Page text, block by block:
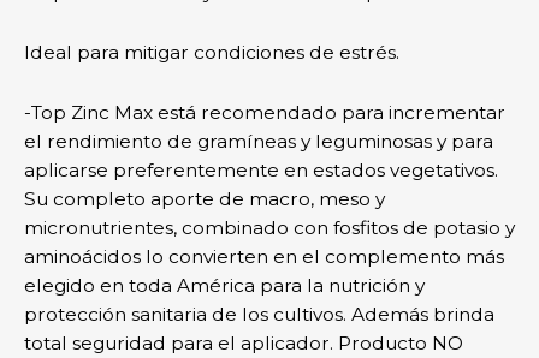
Ideal para mitigar condiciones de estrés.
-Top Zinc Max está recomendado para incrementar
el rendimiento de gramíneas y leguminosas y para
aplicarse preferentemente en estados vegetativos.
Su completo aporte de macro, meso y
micronutrientes, combinado con fosfitos de potasio y
aminoácidos lo convierten en el complemento más
elegido en toda América para la nutrición y
protección sanitaria de los cultivos. Además brinda
total seguridad para el aplicador. Producto NO